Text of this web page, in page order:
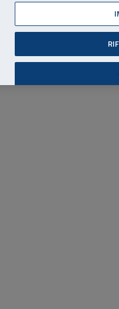
06 45539607